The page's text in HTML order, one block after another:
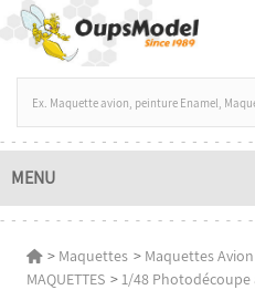
MENU
> Maquettes > Maquettes
MAQUETTES >1/48 Photodécoupe